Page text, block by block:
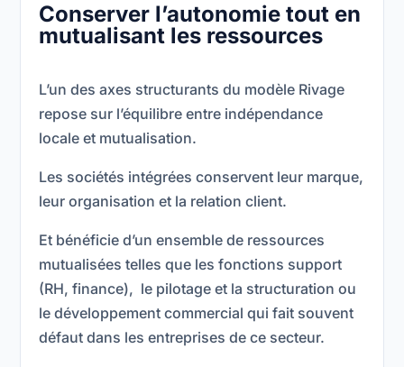
Conserver l’autonomie tout en
mutualisant les ressources
L’un des axes structurants du modèle Rivage
repose sur l’équilibre entre indépendance
locale et mutualisation.
Les sociétés intégrées conservent leur marque,
leur organisation et la relation client.
Et bénéficie d’un ensemble de ressources
mutualisées telles que les fonctions support
(RH, finance), le pilotage et la structuration ou
le développement commercial qui fait souvent
défaut dans les entreprises de ce secteur.